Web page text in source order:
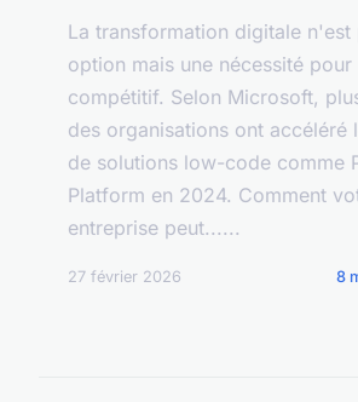
La transformation digitale n'est
option mais une nécessité pour
compétitif. Selon Microsoft,
des organisations ont accéléré
de solutions low-code comme
Platform en 2024. Comment
entreprise peut......
27 février 2026 8